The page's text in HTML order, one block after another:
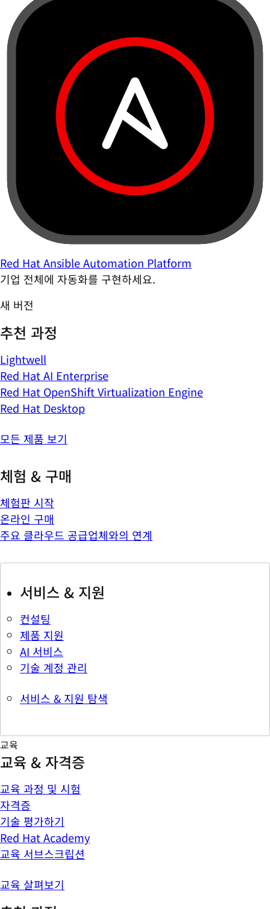
Red Hat Ansible Automation Platform
기업 전체에 자동화를 구현하세요.
새 버전
추천 과정
Lightwell
Red Hat AI Enterprise
Red Hat OpenShift Virtualization Engine
Red Hat Desktop
모든 제품 보기
체험 & 구매
체험판 시작
온라인 구매
주요 클라우드 공급업체와의 연계
서비스 & 지원
컨설팅
제품 지원
AI 서비스
기술 계정 관리
서비스 & 지원 탐색
교육
교육 & 자격증
교육 과정 및 시험
자격증
기술 평가하기
Red Hat Academy
교육 서브스크립션
교육 살펴보기